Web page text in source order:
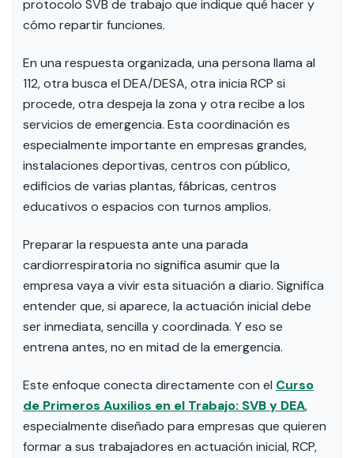
protocolo SVB de trabajo que indique qué hacer y
cómo repartir funciones.
En una respuesta organizada, una persona llama al
112, otra busca el DEA/DESA, otra inicia RCP si
procede, otra despeja la zona y otra recibe a los
servicios de emergencia. Esta coordinación es
especialmente importante en empresas grandes,
instalaciones deportivas, centros con público,
edificios de varias plantas, fábricas, centros
educativos o espacios con turnos amplios.
Preparar la respuesta ante una parada
cardiorrespiratoria no significa asumir que la
empresa vaya a vivir esta situación a diario. Significa
entender que, si aparece, la actuación inicial debe
ser inmediata, sencilla y coordinada. Y eso se
entrena antes, no en mitad de la emergencia.
Este enfoque conecta directamente con el Curso
de Primeros Auxilios en el Trabajo: SVB y DEA,
especialmente diseñado para empresas que quieren
formar a sus trabajadores en actuación inicial, RCP,